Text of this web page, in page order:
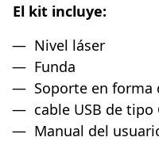
El kit incluye:
Nivel láser
Funda
Soporte en forma
cable USB de tipo
Manual del